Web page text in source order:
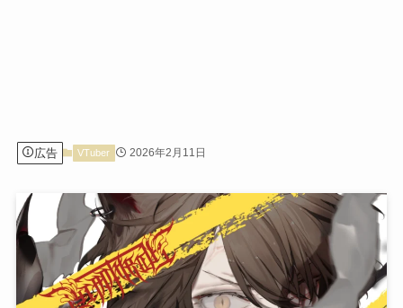
広告 VTuber 2026年2月11日